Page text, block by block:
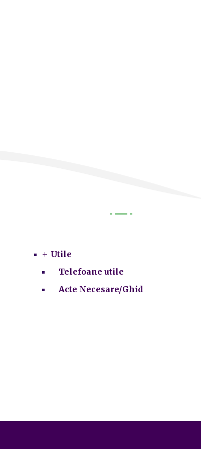
Utile
Telefoane utile
Acte Necesare/Ghid